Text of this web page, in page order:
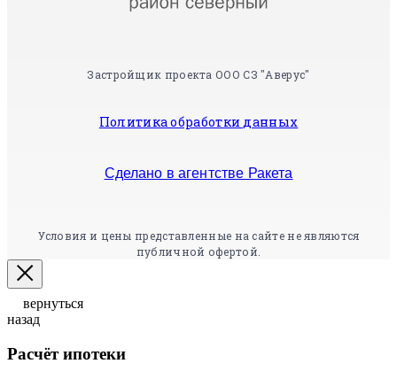
Застройщик проекта ООО СЗ "Аверус"
Политика обработки данных
Сделано в агентстве Ракета
Условия и цены представленные на сайте не являются
публичной офертой.
вернуться
назад
Расчёт ипотеки